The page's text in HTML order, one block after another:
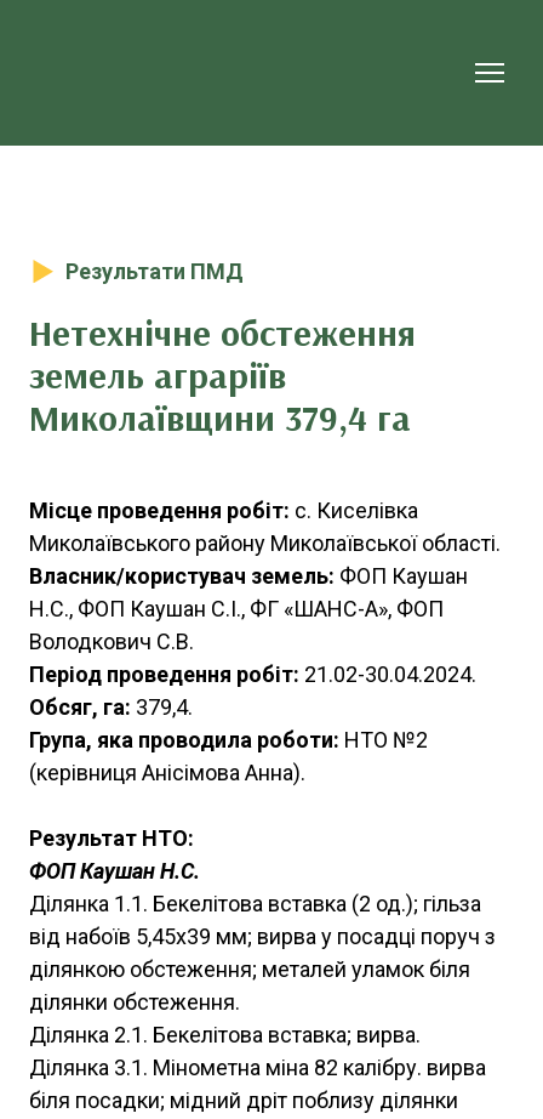
Результати ПМД
Нетехнічне обстеження
земель аграріїв
Миколаївщини 379,4 га
Місце проведення робіт: с. Киселівка
Миколаївського району Миколаївської області.
Власник/користувач земель: ФОП Каушан
Н.С., ФОП Каушан С.І., ФГ «ШАНС-А», ФОП
Володкович С.В.
Період проведення робіт: 21.02-30.04.2024.
Обсяг, га: 379,4.
Група, яка проводила роботи: НТО №2
(керівниця Анісімова Анна).
Результат НТО:
ФОП Каушан Н.С.
Ділянка 1.1. Бекелітова вставка (2 од.); гільза
від набоїв 5,45х39 мм; вирва у посадці поруч з
ділянкою обстеження; металей уламок біля
ділянки обстеження.
Ділянка 2.1. Бекелітова вставка; вирва.
Ділянка 3.1. Мінометна міна 82 калібру. вирва
біля посадки; мідний дріт поблизу ділянки